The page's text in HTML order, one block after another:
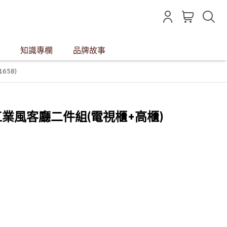
知識專欄 品牌故事
風客廳二件組(電視櫃+高櫃)